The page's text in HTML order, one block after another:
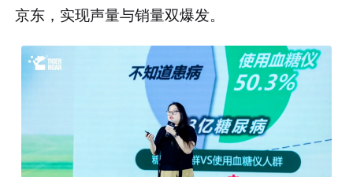
京东，实现声量与销量双爆发。